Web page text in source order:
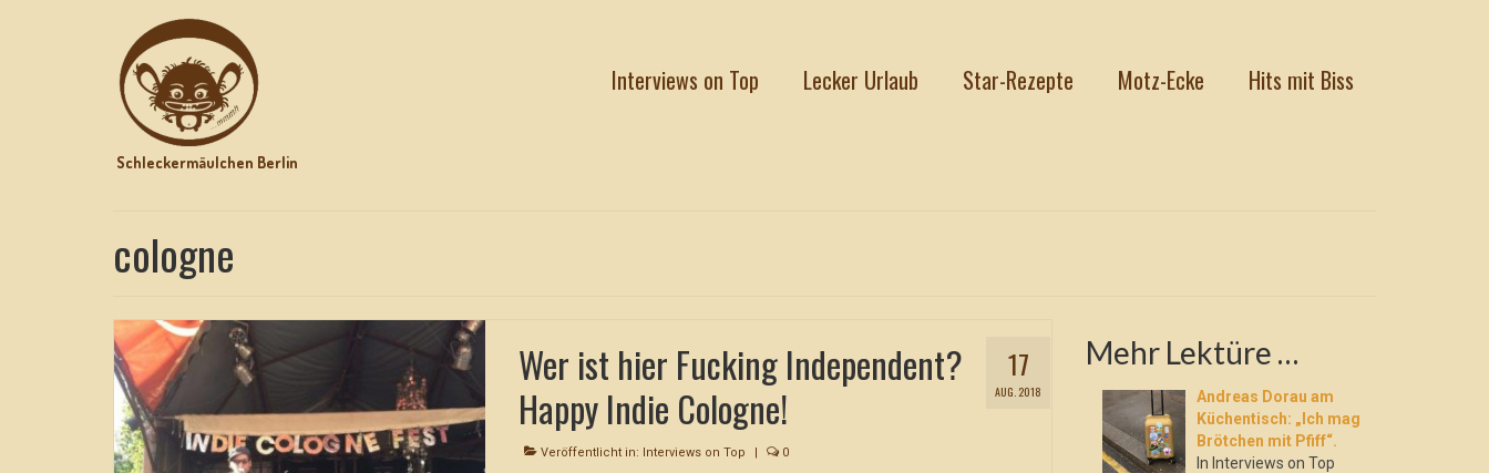
Schleckermäulchen Berlin
Interviews on Top Lecker Urlaub Star-Rezepte Motz-Ecke Hits mit Biss
cologne
17
AUG. 2018
Wer ist hier Fucking Independent?
Happy Indie Cologne!
Veröffentlicht in: Interviews on Top | 0
Mehr Lektüre …
Andreas Dorau am
Küchentisch: „Ich mag
Brötchen mit Pfiff“.
In Interviews on Top